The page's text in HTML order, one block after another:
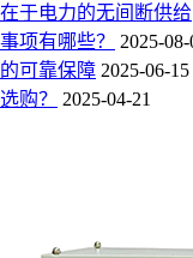
于电力的无间断供给
项有哪些？
2025-08-
可靠保障 2025-06-15
购？
2025-04-21